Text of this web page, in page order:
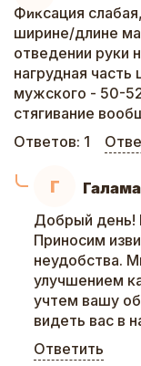
Фиксация
ширине/длине
отведении руки
нагрудная
мужского - 50-
стягивание
Ответов: 1
Г
Добрый день!
Приносим
неудобства.
улучшением
учтем вашу
видеть вас в
Ответить